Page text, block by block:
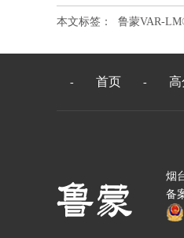
本文标签： 鲁蒙VAR-
- 首页 - 高
烟
备